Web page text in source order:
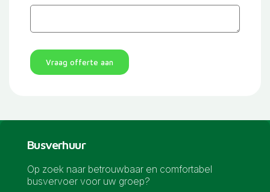
Vraag offerte aan
Busverhuur
Op zoek naar betrouwbaar en comfortabel
busvervoer voor uw groep?